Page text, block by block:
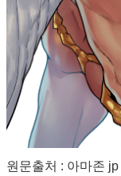
원문출처 : 아마존 jp